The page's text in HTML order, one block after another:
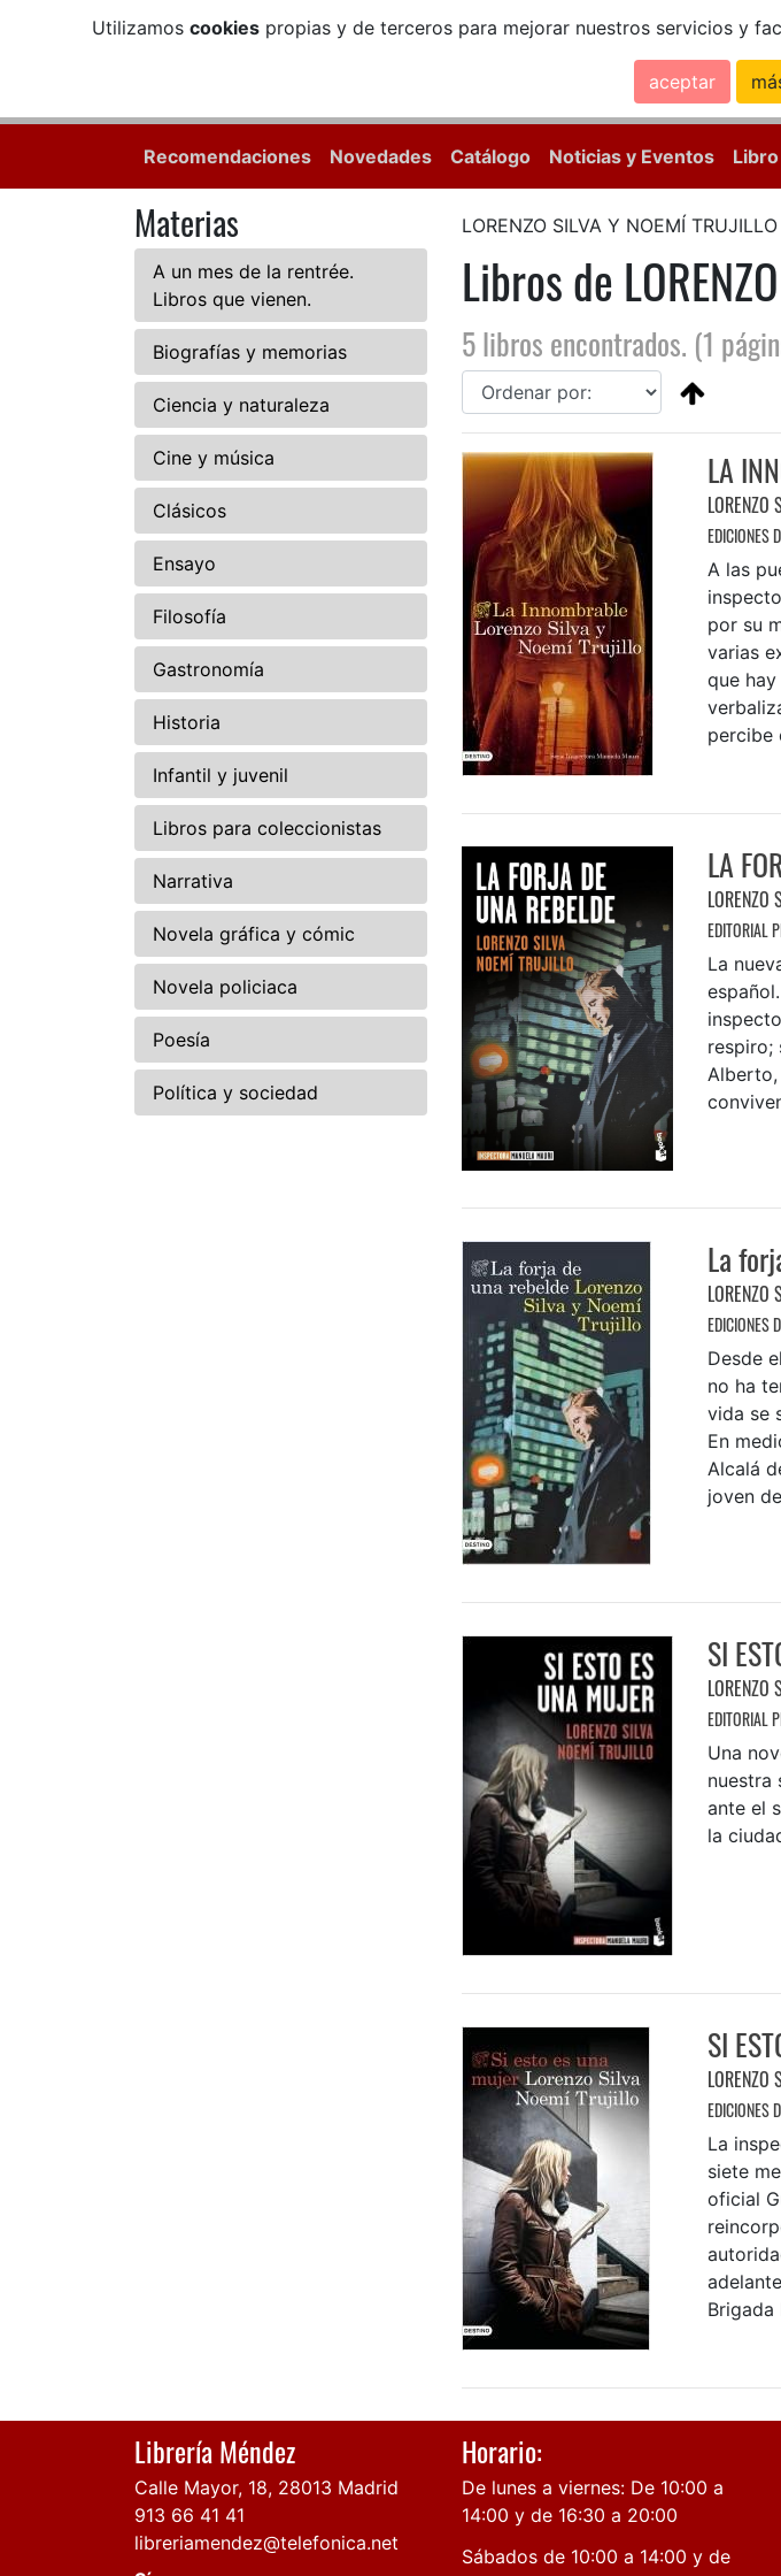
Utilizamos cookiespropias y de terceros para mejorar nuestros servicios y
aceptar
Recomendaciones Novedades Catálogo Noticias y Eventos
Materias
A un mes de la rentrée.
Libros que vienen.
Biografías y memorias
Ciencia y naturaleza
Cine y música
Clásicos
Ensayo
Filosofía
Gastronomía
Historia
Infantil y juvenil
Libros para coleccionistas
Narrativa
Novela gráfica y cómic
Novela policiaca
Poesía
Política y sociedad
LORENZO SILVA Y NOEMÍ TRUJILLO
Libros de
5 libros encontrados. (1
LA
LORENZO
EDICIONES
A las
por su
varias
que
percibe
LA
LORENZO
EDITORIAL
La
respiro;
Alberto,
La
LORENZO
EDICIONES
Desde
no ha
vida se
En
Alcalá
joven
SI
LORENZO
EDITORIAL
Una
nuestra
ante el
la
SI
LORENZO
EDICIONES
La
siete
oficial
Brigada
Librería Méndez
Calle Mayor, 18, 28013 Madrid
913 66 41 41
libreriamendez@telefonica.net
Horario:
De lunes a viernes: De 10:00 a
14:00 y de 16:30 a 20:00
Sábados de 10:00 a 14:00 y de